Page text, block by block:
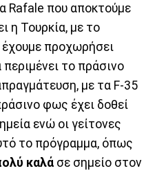
Rafale που αποκτούμε
η Τουρκία, με το
προχωρήσει
περιμένει το πράσινο
με τα F-35
φως έχει δοθεί
ενώ οι γείτονες
το πρόγραμμα, όπως
καλά σε σημείο στον